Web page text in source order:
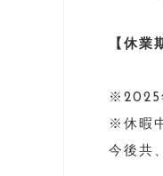
【休
※2025
※休暇
今後共